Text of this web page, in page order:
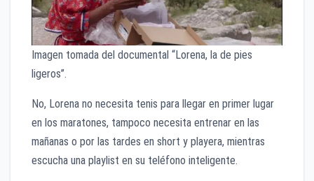
Imagen tomada del documental “Lorena, la de pies
ligeros”.
No, Lorena no necesita tenis para llegar en primer lugar
en los maratones, tampoco necesita entrenar en las
mañanas o por las tardes en short y playera, mientras
escucha una playlist en su teléfono inteligente.